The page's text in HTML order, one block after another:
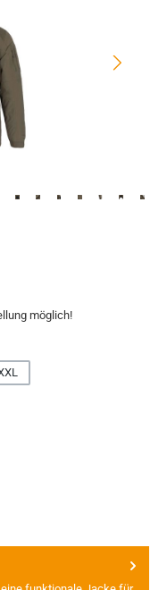
möglich!